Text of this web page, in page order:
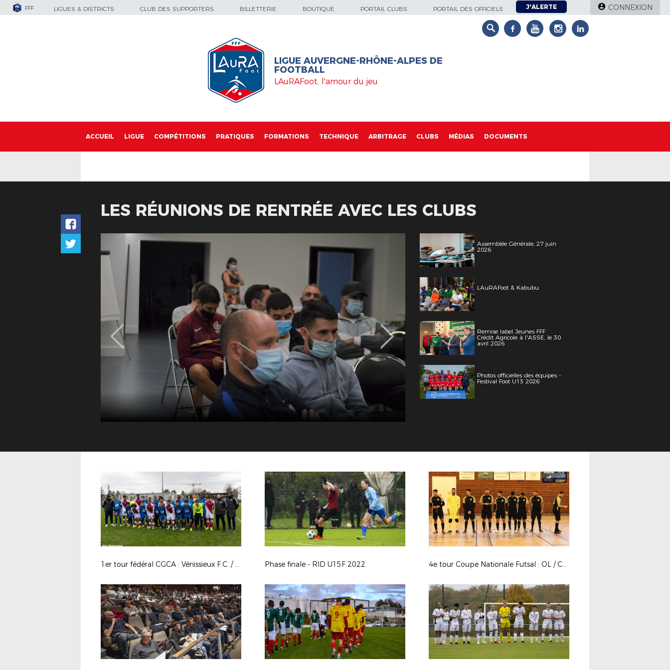
FFF LIGUES & DISTRICTS CLUB DES SUPPORTERS BILLETTERIE BOUTIQUE PORTAIL CLUBS PORTAIL DES OFFICIELS J'ALERTE CONNEXION
LIGUE AUVERGNE-RHÔNE-ALPES DE
FOOTBALL
LAuRAFoot, l'amour du jeu
ACCUEIL LIGUE COMPÉTITIONS PRATIQUES FORMATIONS TECHNIQUE ARBITRAGE CLUBS MÉDIAS DOCUMENTS
LES RÉUNIONS DE RENTRÉE AVEC LES CLUBS
Assemblée Générale, 27 juin
2026
LAuRAFoot & Kabubu
Remise label Jeunes FFF
Crédit Agricole à l'ASSE, le 30
avril 2026
Photos officielles des équipes -
Festival Foot U13 2026
1er tour fédéral CGCA : Vénissieux F.C. / A.S. Monaco Phase finale - RID U15F 2022 4e tour Coupe Nationale Futsal : OL / Condrieu Futsal Club